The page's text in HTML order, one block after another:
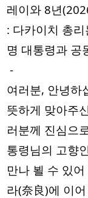
레이와 8년
: 다카이치 총
명 대통령과 공
-
여러분, 안녕하
뜻하게 맞아주
러분께 진심으
통령님의 고향
만나 뵐 수 있
라(奈良)에 이